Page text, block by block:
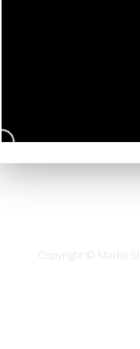
Copyright © Marko